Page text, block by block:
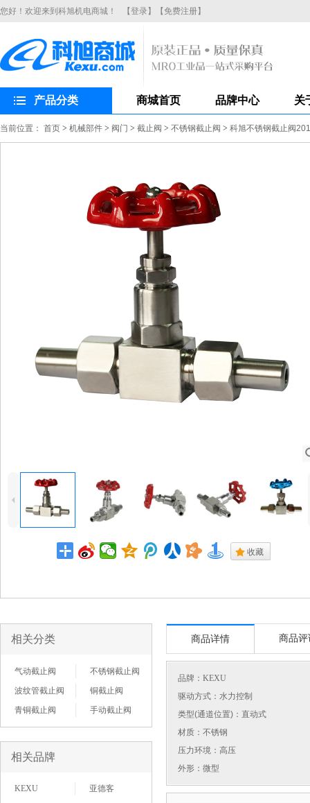
您好！欢迎来到科旭机电商城！ 【登录】 【免费注册】
产品分类 商城首页 品牌中心 关
当前位置： 首页 > 机械部件 > 阀门 > 截止阀 > 不锈钢截止阀 > 科旭不锈钢截止阀
4
. 收藏
相关分类
气动截止阀
不锈钢截止阀
波纹管截止阀
铜截止阀
青铜截止阀
手动截止阀
相关品牌
KEXU 亚德客
商品详情 商品评
品牌： KEXU
驱动方式：水力控制
类型(通道位置)：直动式
材质：不锈钢
压力环境：高压
外形：微型